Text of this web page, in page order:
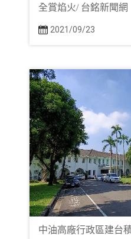
全賞焰火/ 台銘新聞網
2021/09/23
中油高廠行政區建台